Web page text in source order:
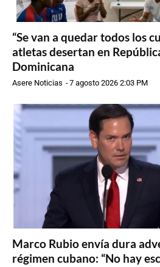
“Se van a quedar todos los
atletas desertan en
Dominicana
Asere Noticias -7 agosto 2026 2:03 PM
Marco Rubio envía dura
régimen cubano: “No hay